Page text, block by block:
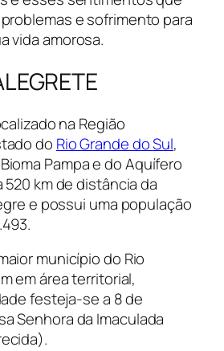
e sofrimento para
vida amorosa.
na Região
do Rio Grande do Sul,
Pampa e do Aquífero
520 km de distância da
e possui uma população
município do Rio
em área territorial,
festeja-se a 8 de
Senhora da Imaculada